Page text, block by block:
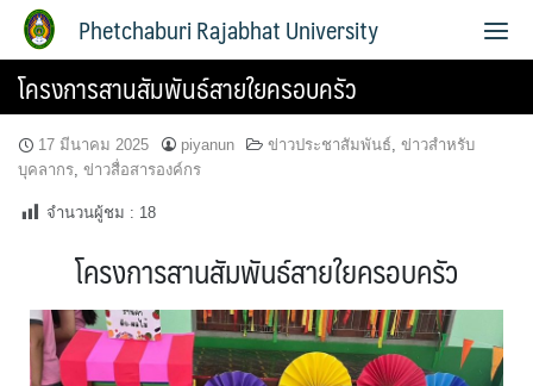
Phetchaburi Rajabhat University
โครงการสานสัมพันธ์สายใยครอบครัว
17 มีนาคม 2025 piyanun ข่าวประชาสัมพันธ์, ข่าวสำหรับ
บุคลากร, ข่าวสื่อสารองค์กร
จำนวนผู้ชม : 18
โครงการสานสัมพันธ์สายใยครอบครัว